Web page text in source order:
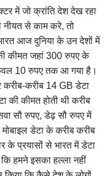
में जो क्रांति देश देख रहा
नीयत से काम करे, तो
आज दुनिया के उन देशों में
कीमत जहां 300 रुपए के
10 रुपए तक आ गया है।
करीब-करीब 14 GB डेटा
की कीमत होती थी करीब
सौ रुपए, डेढ़ सौ रुपए में
डेटा के करीब करीब
के प्रयासों से भारत में डेटा
हमने इसका हल्ला नहीं